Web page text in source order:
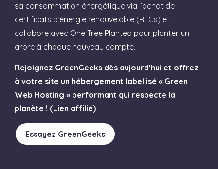
sa consommation énergétique via l’achat de
certificats d’énergie renouvelable (RECs) et
collabore avec One Tree Planted pour planter un
arbre à chaque nouveau compte.
Rejoignez GreenGeeks dès aujourd’hui et offrez
à votre site un hébergement labellisé « Green
Web Hosting » performant qui respecte la
planète ! (Lien affilié)
Essayez GreenGeeks